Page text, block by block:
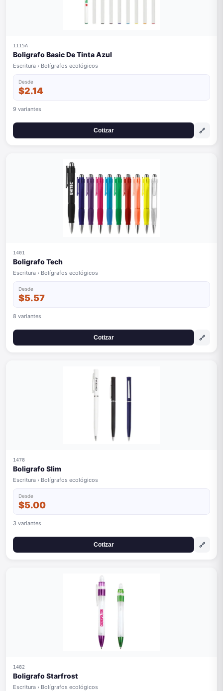
1115A
Boligrafo Basic De Tinta Azul
Escritura › Bolígrafos ecológicos
Desde
$2.14
9 variantes
Cotizar 🔗
1401
Boligrafo Tech
Escritura › Bolígrafos ecológicos
Desde
$5.57
8 variantes
Cotizar 🔗
1478
Boligrafo Slim
Escritura › Bolígrafos ecológicos
Desde
$5.00
3 variantes
Cotizar 🔗
1482
Boligrafo Starfrost
Escritura › Bolígrafos ecológicos